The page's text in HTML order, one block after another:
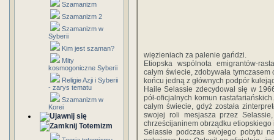
Szamanizm
Szamanizm 2
Szamanizm w
Syberii
Kim jest szaman?
Mity
kosmogoniczne Syberii
Religie Azji i Syberii
- zarys tematu
Szamanizm w
Korei
Totemizm
więzieniach za palenie gańdzi.
Etiopska wspólnota emigrantów-
całym świecie, zdobywała
końcu jedną z głównych podpór
Haile Selassie zdecydował się w
pół-oficjalnych komun
całym świecie, gdyż została
swojej roli mesjasza przez
chrześcijaninem obrządku etiopskiego
Selassie podczas swojego pobytu